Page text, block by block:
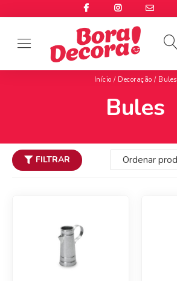
Início / Decoração / Bules
Bules
FILTRAR